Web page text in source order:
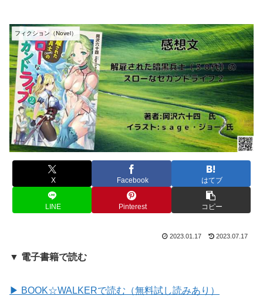
フィクション（Novel）
X Facebook はてブ
LINE Pinterest コピー
2023.01.17 2023.07.17
▼ 電子書籍で読む
▶ BOOK☆WALKERで読む（無料試し読みあり）